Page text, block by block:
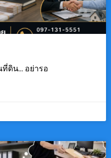
ดิน… อย่ารอ